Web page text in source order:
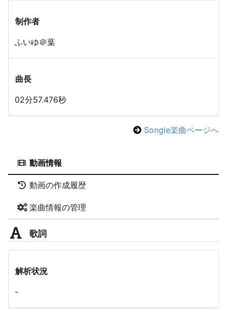
制作者
ふいゆ＠葉
曲長
02分57.476秒
Songle楽曲ページへ
動画情報
動画の作成履歴
楽曲情報の管理
歌詞
解析状況
-